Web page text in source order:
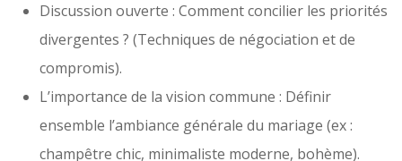
Discussion ouverte : Comment concilier les priorités
divergentes ? (Techniques de négociation et de
compromis).
L’importance de la vision commune : Définir
ensemble l’ambiance générale du mariage (ex :
champêtre chic, minimaliste moderne, bohème).